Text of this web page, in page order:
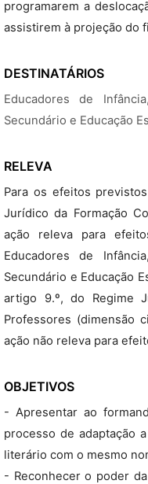
programarem a
assistirem à projeção do
DESTINATÁRIOS
Educadores de
Secundário e Educação
RELEVA
Para os efeitos
Jurídico da Formação
ação releva para
Educadores de
Secundário e Educação
artigo 9.º, do Regime
Professores (dimensão
ação não releva para
OBJETIVOS
- Apresentar ao
processo de adaptação
literário com o mesmo
- Reconhecer o poder